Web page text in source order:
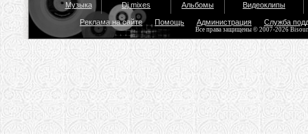
Музыка Dj mixes Альбомы Видеоклипы
Реклама на сайте Помощь Администрация Служба
Все права защищены © 2007-2026